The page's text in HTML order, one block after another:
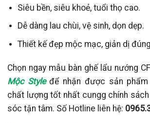
Siêu bền, siêu khoẻ, tuổi thọ cao.
Dễ dàng lau chùi, vệ sinh, dọn dẹp.
Thiết kế đẹp mộc mạc, giản dị
Chọn ngay mẫu bàn ghế lẩu nướng
Mộc Styleđể nhận được sản phẩm
chất lượng tốt nhất cungg chính sách
sóc tận tâm. Số Hotline liên hệ: